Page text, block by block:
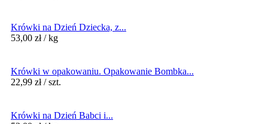
Krówki na Dzień Dziecka, z...
53,00 zł / kg
Krówki w opakowaniu. Opakowanie Bombka...
22,99 zł / szt.
Krówki na Dzień Babci i...